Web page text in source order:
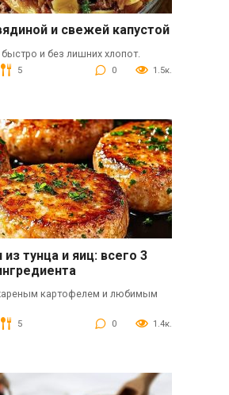
и свежей капустой
и без лишних хлопот.
5 0 1.5к.
тунца и яиц: всего 3
картофелем и любимым
5 0 1.4к.